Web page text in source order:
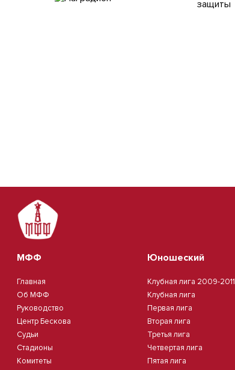
МФФ
Главная
Об МФФ
Руководство
Центр Бескова
Судьи
Стадионы
Комитеты
Юношеский
Клубная лига 2009-2011
Клубная лига
Первая лига
Вторая лига
Третья лига
Четвертая лига
Пятая лига